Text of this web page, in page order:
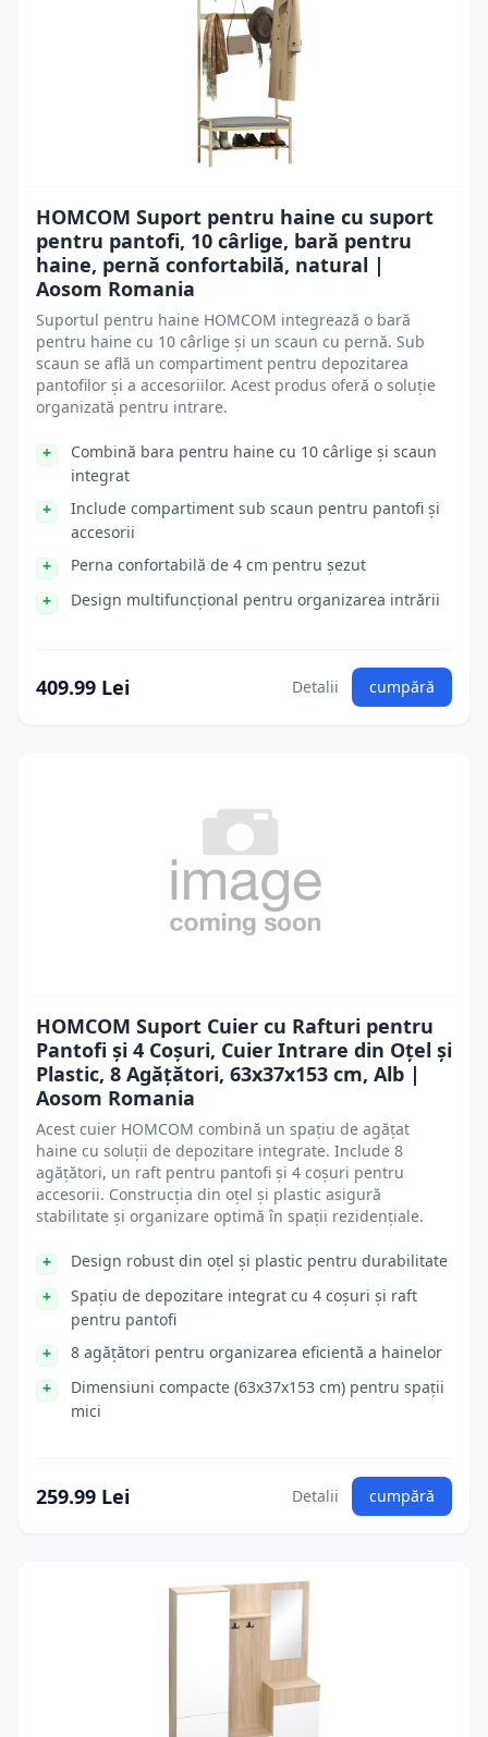
HOMCOM Suport pentru haine cu suport
pentru pantofi, 10 cârlige, bară pentru
haine, pernă confortabilă, natural |
Aosom Romania
Suportul pentru haine HOMCOM integrează o bară
pentru haine cu 10 cârlige și un scaun cu pernă. Sub
scaun se află un compartiment pentru depozitarea
pantofilor și a accesoriilor. Acest produs oferă o soluție
organizată pentru intrare.
Combină bara pentru haine cu 10 cârlige și scaun
integrat
Include compartiment sub scaun pentru pantofi și
accesorii
Perna confortabilă de 4 cm pentru șezut
Design multifuncțional pentru organizarea intrării
409.99 Lei Detalii cumpără
HOMCOM Suport Cuier cu Rafturi pentru
Pantofi și 4 Coșuri, Cuier Intrare din Oțel și
Plastic, 8 Agățători, 63x37x153 cm, Alb |
Aosom Romania
Acest cuier HOMCOM combină un spațiu de agățat
haine cu soluții de depozitare integrate. Include 8
agățători, un raft pentru pantofi și 4 coșuri pentru
accesorii. Construcția din oțel și plastic asigură
stabilitate și organizare optimă în spații rezidențiale.
Design robust din oțel și plastic pentru durabilitate
Spațiu de depozitare integrat cu 4 coșuri și raft
pentru pantofi
8 agățători pentru organizarea eficientă a hainelor
Dimensiuni compacte (63x37x153 cm) pentru spații
mici
259.99 Lei Detalii cumpără